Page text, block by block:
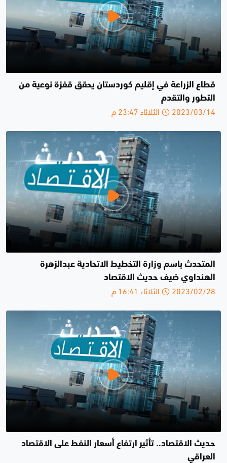
قطاع الزراعة في إقليم كوردستان يحقق قفزة نوعية من
التطور والتقدم
2023/03/14 الثلاثاء 23:47 م
المتحدث باسم وزارة التخطيط الاتحادية عبدالزهرة
الهنداوي ضيف حديث الاقتصاد
2023/02/28 الثلاثاء 16:41 م
حديث الاقتصاد.. تأثير ارتفاع أسعار النفط على الاقتصاد
العراقي